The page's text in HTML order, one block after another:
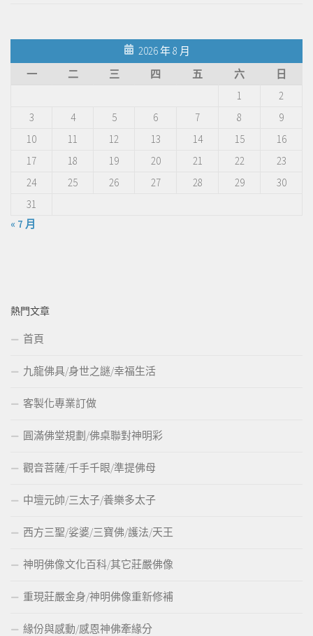
2026 年 8 月
一
二 三 四 五 六
日
1
2
3
4 5 6 7 8
9
10
11 12 13 14 15
16
17
18 19 20 21 22
23
24
25 26 27 28 29
30
31
« 7 月
熱門文章
首頁
九龍佛具/身世之謎/幸福生活
客製化專業訂做
圓滿佛堂規劃/佛桌聯對神明彩
觀音菩薩/千手千眼/準提佛母
中壇元帥/三太子/養樂多太子
西方三聖/娑婆/三寶佛/護法/天王
神明佛像文化百科/其它莊嚴佛像
重現莊嚴金身/神明佛像重新修補
緣份與感動/感恩神佛牽緣分